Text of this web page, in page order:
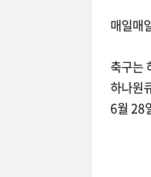
매일매
축구는
하나원
6월 28